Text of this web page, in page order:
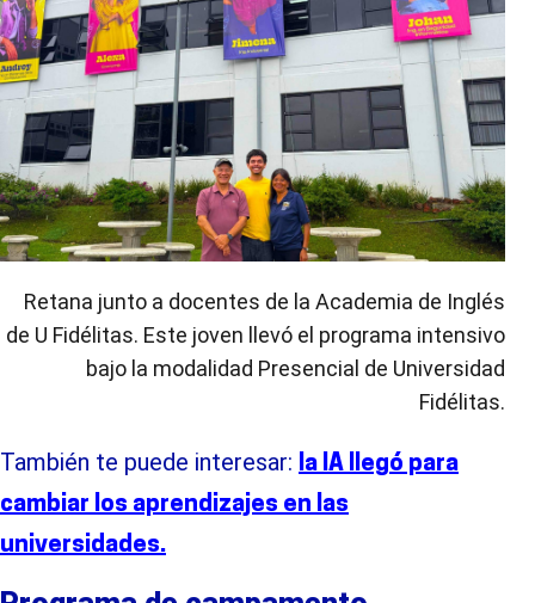
Retana junto a docentes de la Academia de Inglés
de U Fidélitas. Este joven llevó el programa intensivo
bajo la modalidad Presencial de Universidad
Fidélitas.
También te puede interesar: la IA llegó para
cambiar los aprendizajes en las
universidades.